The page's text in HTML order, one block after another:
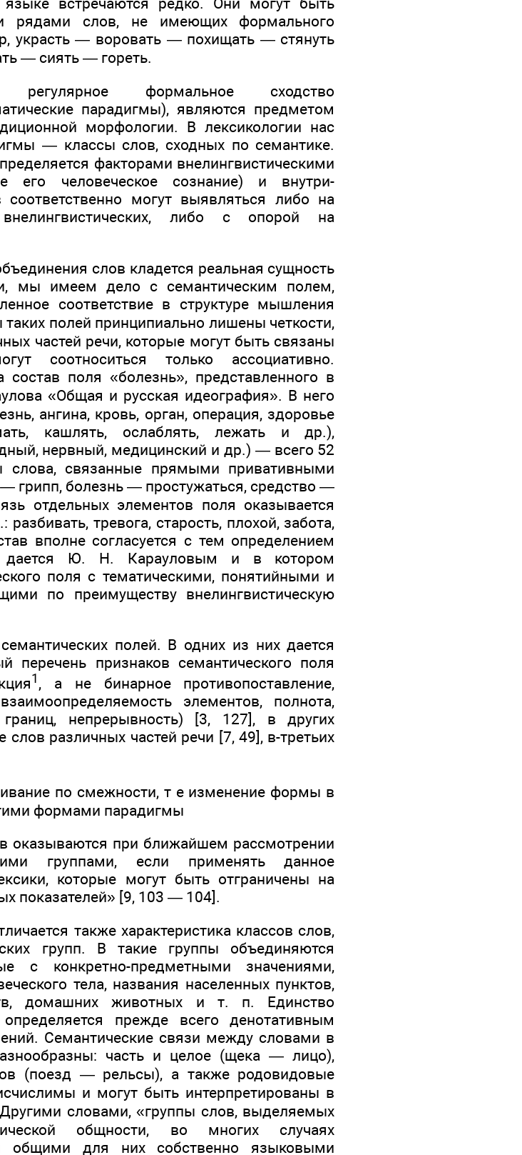
рядами слов, не имеющих формального
украсть — воровать — похищать — стянуть
— сиять — гореть.
формальное сходство
парадигмы), являются предметом
морфологии. В лексикологии нас
— классы слов, сходных по семантике.
факторами внелингвистическими
человеческое сознание) и внутри-
могут выявляться либо на
либо с опорой на
слов кладется реальная сущность
мы имеем дело с семантическим полем,
соответствие в структуре мышления
полей принципиально лишены четкости,
частей речи, которые могут быть связаны
соотноситься только ассоциативно.
поля «болезнь», представленного в
«Общая и русская идеография». В него
ангина, кровь, орган, операция, здоровье
кашлять, ослаблять, лежать и др.),
нервный, медицинский и др.) — всего 52
слова, связанные прямыми привативными
грипп, болезнь — простужаться, средство —
отдельных элементов поля оказывается
тревога, старость, плохой, забота,
вполне согласуется с тем определением
дается Ю. Н. Карауловым и в котором
поля с тематическими, понятийными и
по преимуществу внелингвистическую
полей. В одних из них дается
признаков семантического поля
1 , а не бинарное противопоставление,
элементов, полнота,
непрерывность) [3, 127], в других
различных частей речи [7, 49], в-третьих
по смежности, т е изменение формы в
формами парадигмы
оказываются при ближайшем рассмотрении
группами, если применять данное
которые могут быть отграничены на
показателей» [9, 103 — 104].
также характеристика классов слов,
групп. В такие группы объединяются
с конкретно-предметными значениями,
тела, названия населенных пунктов,
домашних животных и т. п. Единство
прежде всего денотативным
Семантические связи между словами в
часть и целое (щека — лицо),
(поезд — рельсы), а также родовидовые
и могут быть интерпретированы в
словами, «группы слов, выделяемых
общности, во многих случаях
общими для них собственно языковыми